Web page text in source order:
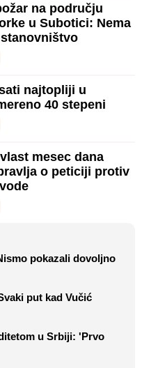
na području
u Subotici: Nema
najtopliji u
40 stepeni
mesec dana
o peticiji protiv
pokazali dovoljno
put kad Vučić
u Srbiji: 'Prvo